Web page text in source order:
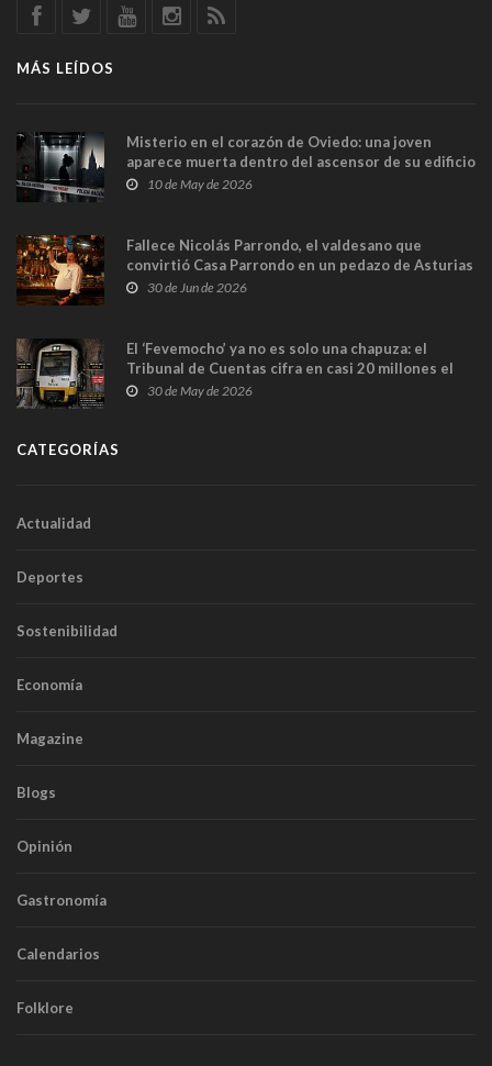
MÁS LEÍDOS
Misterio en el corazón de Oviedo: una joven
aparece muerta dentro del ascensor de su edificio
y las cámaras captan sus últimos minutos
10 de May de 2026
Fallece Nicolás Parrondo, el valdesano que
convirtió Casa Parrondo en un pedazo de Asturias
en Madrid
30 de Jun de 2026
El ‘Fevemocho’ ya no es solo una chapuza: el
Tribunal de Cuentas cifra en casi 20 millones el
sobrecoste de los trenes que no cabían por los
30 de May de 2026
CATEGORÍAS
Actualidad
Deportes
Sostenibilidad
Economía
Magazine
Blogs
Opinión
Gastronomía
Calendarios
Folklore